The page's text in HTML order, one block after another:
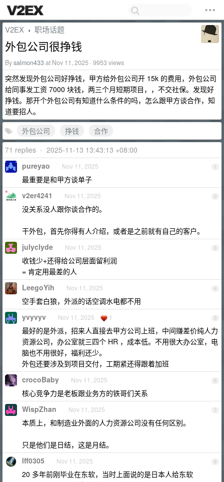
V2EX › 职场话题
外包公司很挣钱
Bysalmon433at Nov 11, 2025 · 9953 views
突然发现外包公司好挣钱，甲方给外包公司开 15k 的费用，外包公司
给同事发工资 7000 块钱，两三个月短期项目，，不交社保。发现好
挣钱。那开个外包公司有知道什么条件的吗，怎么跟甲方谈合作，知
道要招人。
外包公司
挣钱
合作
71 replies • 2025-11-13 13:43:13 +08:00
1
pureyao Nov 11, 2025
最重要是和甲方谈单子
2
v2er4241 Nov 11, 2025
没关系没人跟你谈合作的。
干外包，首先你得有人介绍，或者是之前就有自己的客户。
3
julyclyde Nov 11, 2025
收钱少+还得给公司层面留利润
= 肯定用最差的人
4
LeegoYih Nov 11, 2025
空手套白狼，外派的话空调水电都不用
5
yvyvyv Nov 11, 2025 1
最好的是外派，招来人直接去甲方公司上班，中间赚差价纯人力
资源公司，办公室就三四个 HR ，成本低。不用很大办公室，电
脑也不用很好，福利还少。
外包还要涉及到项目交付，工期紧还得跟着加班
6
crocoBaby Nov 11, 2025
核心竞争力是老板跟业务方的铁哥们关系
7
WispZhan Nov 11, 2025
本质上，和制造业外面的人力资源公司没有任何区别。
只是他们是日结，这是月结。
8
lff0305 Nov 11, 2025
20 多年前刚毕业在东软，当时上面说的是日本人给东软